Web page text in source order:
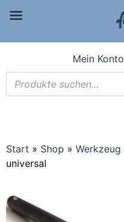
Mein Konto
Start » Shop » Werkzeug
universal